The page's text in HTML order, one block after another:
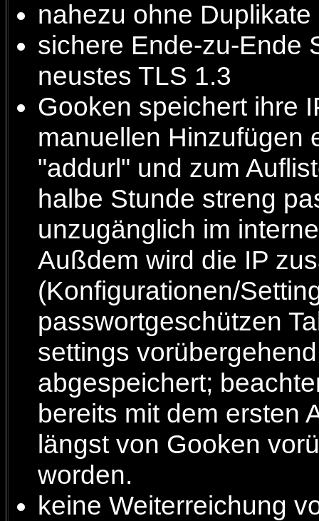
nahezu ohne Duplikate
sichere Ende-zu-Ende
neustes TLS 1.3
Gooken speichert ihre
manuellen Hinzufügen
"addurl" und zum
halbe Stunde streng
unzugänglich im
Außdem wird die IP
(Konfigurationen/
passwortgeschützen
settings
abgespeichert;
bereits mit dem ersten
längst von Gooken
worden.
keine Weiterreichung